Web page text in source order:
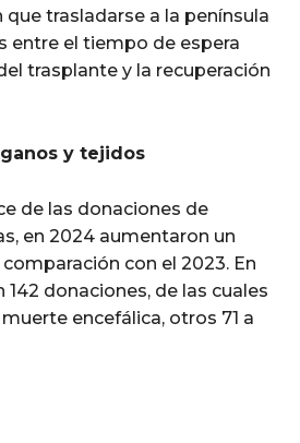
trasladarse a la península
entre el tiempo de espera
trasplante y la recuperación
y tejidos
de las donaciones de
en 2024 aumentaron un
con el 2023. En
donaciones, de las cuales
encefálica, otros 71 a